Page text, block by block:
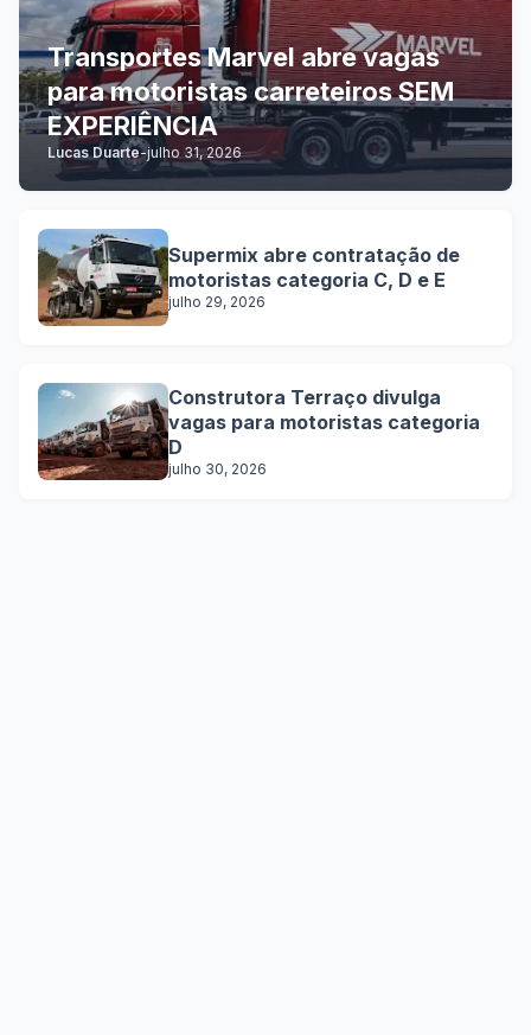
Transportes Marvel abre vagas
para motoristas carreteiros SEM
EXPERIÊNCIA
Lucas Duarte-julho 31, 2026
Supermix abre contratação de
motoristas categoria C, D e E
julho 29, 2026
Construtora Terraço divulga
vagas para motoristas categoria
D
julho 30, 2026